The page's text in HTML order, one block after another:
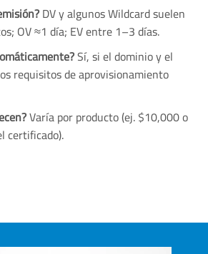
DV y algunos Wildcard suelen
OV ≈1 día; EV entre 1–3 días.
Sí, si el dominio y el
requisitos de aprovisionamiento
Varía por producto (ej. $10,000 o
certificado).